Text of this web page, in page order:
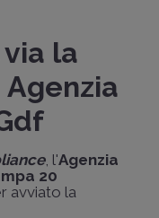
la
, l'Agenzia
20
avviato la